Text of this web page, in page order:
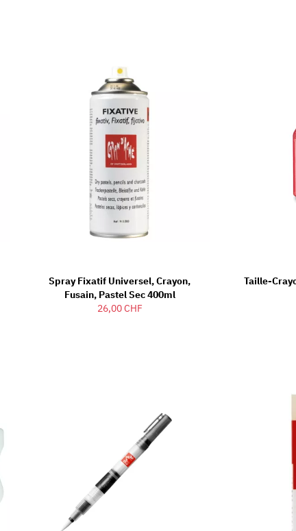
Spray Fixatif Universel, Crayon,
Fusain, Pastel Sec 400ml
26,00 CHF
Taille-